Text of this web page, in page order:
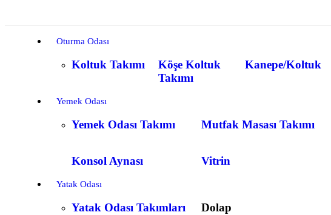
Oturma Odası
Koltuk Takımı
Köşe Koltuk
Takımı
Kanepe/Koltuk
Yemek Odası
Yemek Odası Takımı Mutfak Masası Takımı
Konsol Aynası Vitrin
Yatak Odası
Yatak Odası Takımları Dolap